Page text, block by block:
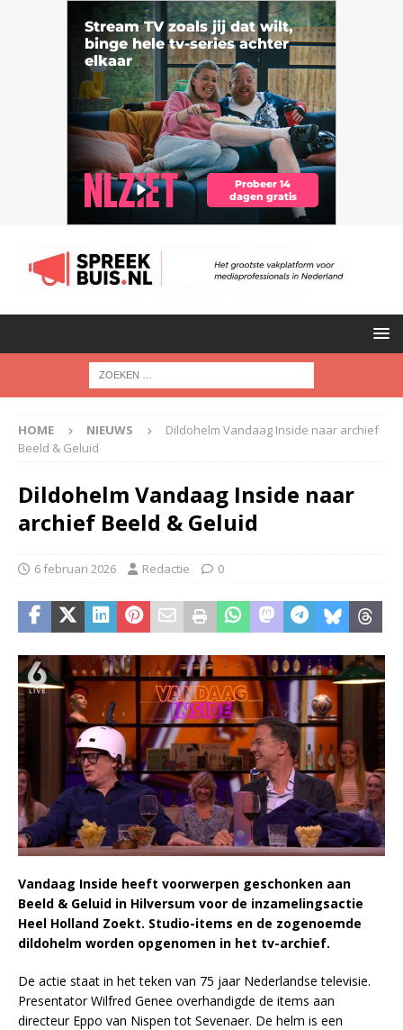
HOME NIEUWS
Dildohelm Vandaag Inside naar archief
Beeld & Geluid
Dildohelm Vandaag Inside naar
archief Beeld & Geluid
6 februari 2026 Redactie 0
Vandaag Inside heeft voorwerpen geschonken aan
Beeld & Geluid in Hilversum voor de inzamelingsactie
Heel Holland Zoekt. Studio-items en de zogenoemde
dildohelm worden opgenomen in het tv-archief.
De actie staat in het teken van 75 jaar Nederlandse televisie.
Presentator Wilfred Genee overhandigde de items aan
directeur Eppo van Nispen tot Sevenaer. De helm is een